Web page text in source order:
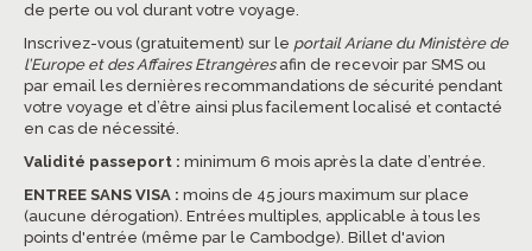
de perte ou vol durant votre voyage.
Inscrivez-vous (gratuitement) sur le portail Ariane du Ministère de
l’Europe et des Affaires Etrangèresafin de recevoir par SMS ou
par email les dernières recommandations de sécurité pendant
votre voyage et d’être ainsi plus facilement localisé et contacté
en cas de nécessité.
Validité passeport : minimum 6 mois après la date d’entrée.
ENTREE SANS VISA : moins de 45 jours maximum sur place
(aucune dérogation). Entrées multiples, applicable à tous les
points d'entrée (même par le Cambodge). Billet d'avion